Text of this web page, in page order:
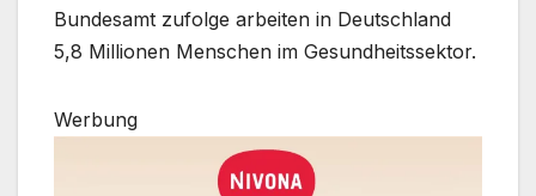
Bundesamt zufolge arbeiten in Deutschland
5,8 Millionen Menschen im Gesundheitssektor.
Werbung